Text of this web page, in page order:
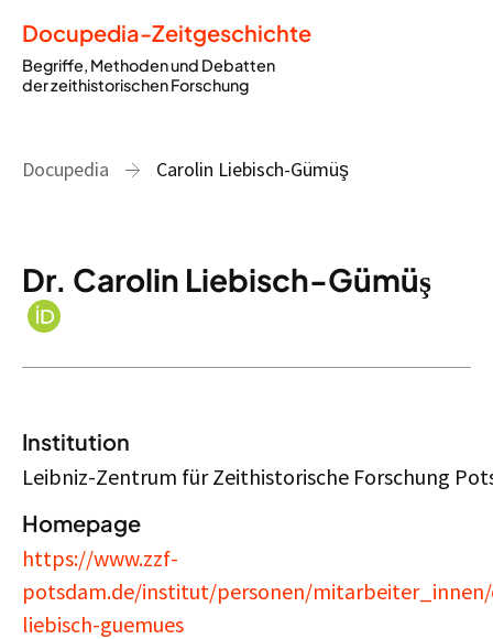
Docupedia-Zeitgeschichte
Begriffe, Methoden und Debatten
der zeithistorischen Forschung
Docupedia Carolin Liebisch-Gümüş
Dr. Carolin Liebisch-Gümüş
Institution
Leibniz-Zentrum für Zeithistorische Forschung
Homepage
https://www.zzf-
potsdam.de/institut/personen/
liebisch-guemues